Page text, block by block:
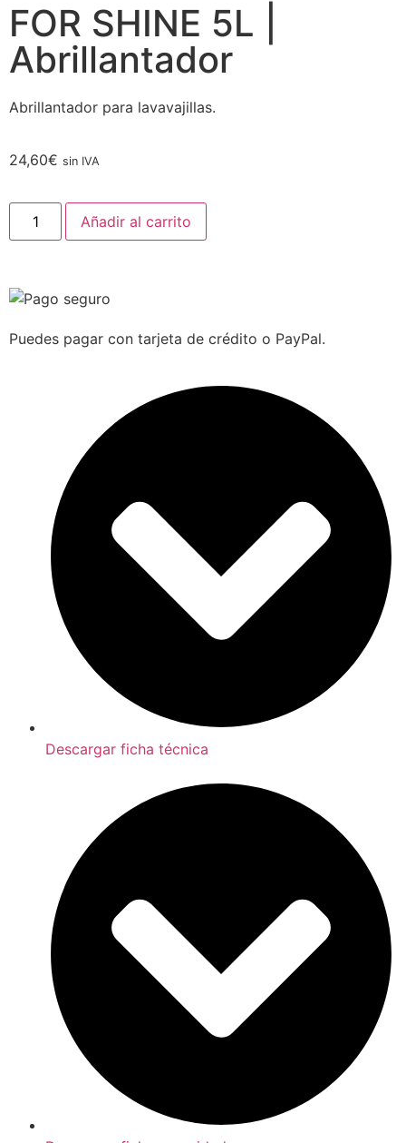
FOR SHINE 5L |
Abrillantador
Abrillantador para lavavajillas.
24,60€ sin IVA
Añadir al carrito
Puedes pagar con tarjeta de crédito o PayPal.
Descargar ficha técnica